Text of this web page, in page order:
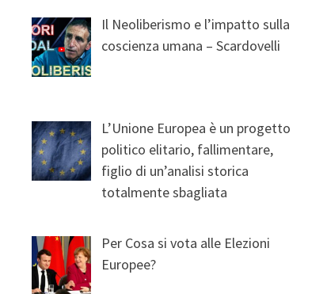
Il Neoliberismo e l’impatto sulla
coscienza umana – Scardovelli
L’Unione Europea è un progetto
politico elitario, fallimentare,
figlio di un’analisi storica
totalmente sbagliata
Per Cosa si vota alle Elezioni
Europee?